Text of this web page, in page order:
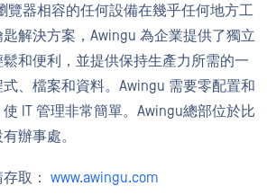
覽器相容的任何設備在幾乎任何地方工
解決方案，Awingu 為企業提供了獨立
和便利，並提供保持生產力所需的一
、檔案和資料。Awingu 需要零配置和
IT 管理非常簡單。Awingu總部位於比
辦事處。
取： www.awingu.com